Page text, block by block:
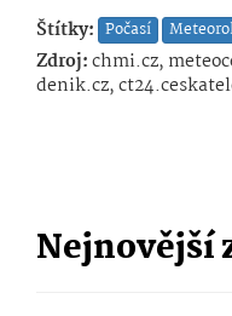
Štítky: Počasí
Zdroj:chmi.cz,
denik.cz,
Nejnovější